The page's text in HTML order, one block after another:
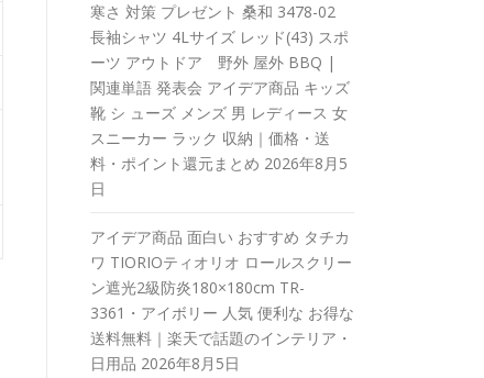
寒さ 対策 プレゼント 桑和 3478-02
長袖シャツ 4Lサイズ レッド(43) スポ
ーツ アウトドア 野外 屋外 BBQ |
関連単語 発表会 アイデア商品 キッズ
靴 シ ューズ メンズ 男 レディース 女
スニーカー ラック 収納｜価格・送
料・ポイント還元まとめ 2026年8月5
日
アイデア商品 面白い おすすめ タチカ
ワ TIORIOティオリオ ロールスクリー
ン遮光2級防炎180×180cm TR-
3361・アイボリー 人気 便利な お得な
送料無料｜楽天で話題のインテリア・
日用品 2026年8月5日